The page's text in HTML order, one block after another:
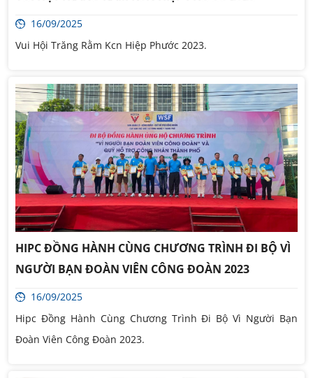
16/09/2025
Vui Hội Trăng Rằm Kcn Hiệp Phước 2023.
HIPC ĐỒNG HÀNH CÙNG CHƯƠNG TRÌNH ĐI BỘ VÌ
NGƯỜI BẠN ĐOÀN VIÊN CÔNG ĐOÀN 2023
16/09/2025
Hipc Đồng Hành Cùng Chương Trình Đi Bộ Vì Người Bạn
Đoàn Viên Công Đoàn 2023.